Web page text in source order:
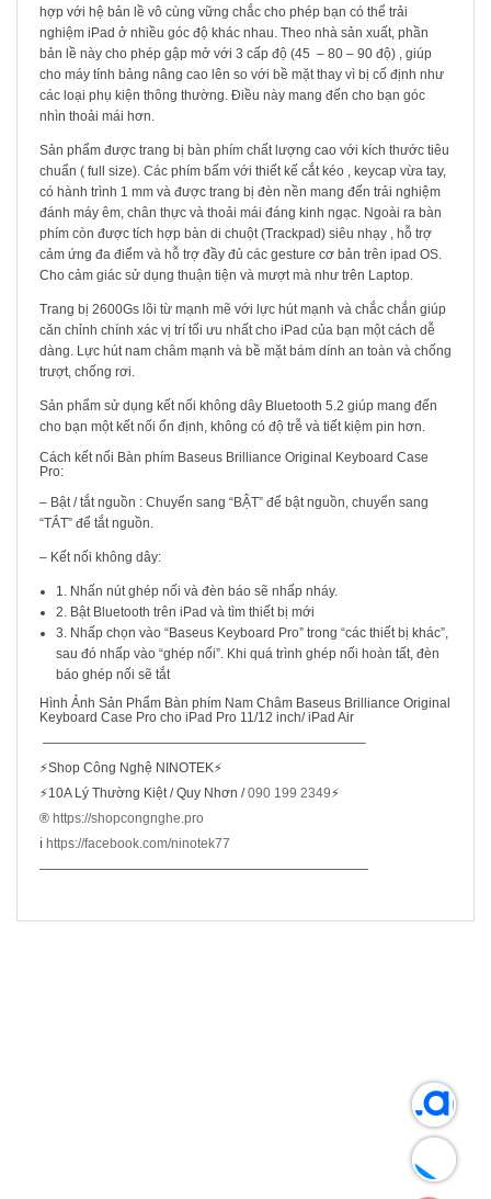
hợp với hệ bản lề vô cùng vững chắc cho phép bạn có thể trải
nghiệm iPad ở nhiều góc độ khác nhau. Theo nhà sản xuất, phần
bản lề này cho phép gập mở với 3 cấp độ (45 – 80 – 90 độ) , giúp
cho máy tính bảng nâng cao lên so với bề mặt thay vì bị cố định như
các loại phụ kiện thông thường. Điều này mang đến cho bạn góc
nhìn thoải mái hơn.
Sản phẩm được trang bị bàn phím chất lượng cao với kích thước tiêu
chuẩn ( full size). Các phím bấm với thiết kế cắt kéo , keycap vừa tay,
có hành trình 1 mm và được trang bị đèn nền mang đến trải nghiệm
đánh máy êm, chân thực và thoải mái đáng kinh ngạc. Ngoài ra bàn
phím còn được tích hợp bàn di chuột (Trackpad) siêu nhạy , hỗ trợ
cảm ứng đa điểm và hỗ trợ đầy đủ các gesture cơ bản trên ipad OS.
Cho cảm giác sử dụng thuận tiện và mượt mà như trên Laptop.
Trang bị 2600Gs lõi từ mạnh mẽ với lực hút mạnh và chắc chắn giúp
căn chỉnh chính xác vị trí tối ưu nhất cho iPad của bạn một cách dễ
dàng. Lực hút nam châm mạnh và bề mặt bám dính an toàn và chống
trượt, chống rơi.
Sản phẩm sử dụng kết nối không dây Bluetooth 5.2 giúp mang đến
cho bạn một kết nối ổn định, không có độ trễ và tiết kiệm pin hơn.
Cách kết nối Bàn phím Baseus Brilliance Original Keyboard Case
Pro:
– Bật / tắt nguồn : Chuyển sang “BẬT” để bật nguồn, chuyển sang
“TẮT” để tắt nguồn.
– Kết nối không dây:
1. Nhấn nút ghép nối và đèn báo sẽ nhấp nháy.
2. Bật Bluetooth trên iPad và tìm thiết bị mới
3. Nhấp chọn vào “Baseus Keyboard Pro” trong “các thiết bị khác”,
sau đó nhấp vào “ghép nối”. Khi quá trình ghép nối hoàn tất, đèn
báo ghép nối sẽ tắt
Hình Ảnh Sản Phẩm Bàn phím Nam Châm Baseus Brilliance Original
Keyboard Case Pro cho iPad Pro 11/12 inch/ iPad Air
————————————————————————–
⚡Shop Công Nghệ NINOTEK⚡
⚡10A Lý Thường Kiệt / Quy Nhơn /090 199 2349⚡
®️ https://shopcongnghe.pro
ℹ️ https://facebook.com/ninotek77
—————————————————————————